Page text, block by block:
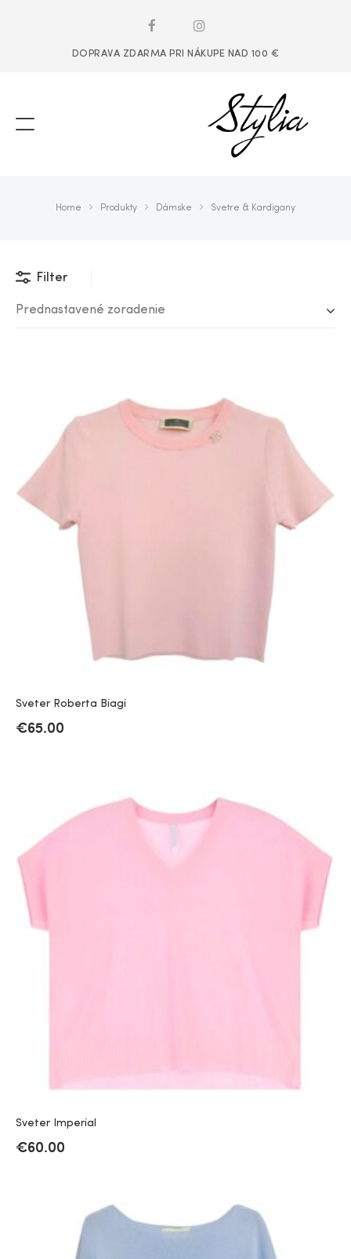
DOPRAVA ZDARMA PRI NÁKUPE NAD 100 €
Home Produkty Dámske Svetre & Kardigany
Filter
Prednastavené zoradenie
Sveter Roberta Biagi
€65.00
Sveter Imperial
€60.00